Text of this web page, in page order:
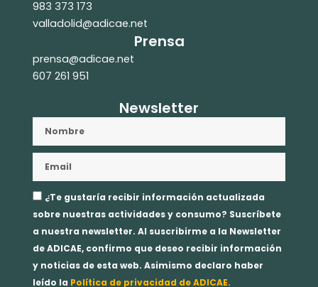
983 373 173
valladolid@adicae.net
Prensa
prensa@adicae.net
607 261 951
Newsletter
Aceptación
privacidad
¿Te gustaría recibir información actualizada
sobre nuestras actividades y consumo? Suscríbete
a nuestra newsletter. Al suscribirme a la Newsletter
de ADICAE, confirmo que deseo recibir información
y noticias de esta web. Asimismo declaro haber
leído la Política de privacidad de ADICAE.